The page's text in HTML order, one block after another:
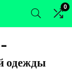
0
одежды